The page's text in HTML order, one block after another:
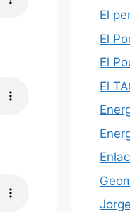
El
El
El
El